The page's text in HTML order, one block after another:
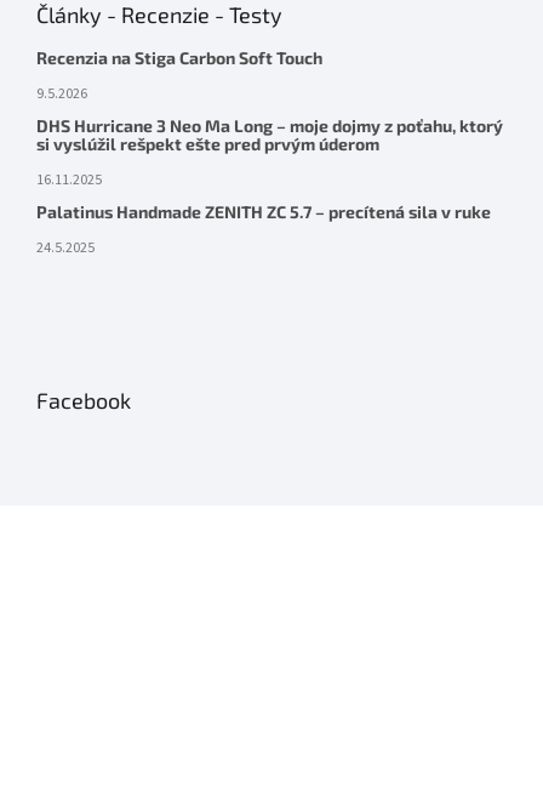
Články - Recenzie - Testy
Recenzia na Stiga Carbon Soft Touch
9.5.2026
DHS Hurricane 3 Neo Ma Long – moje dojmy z poťahu, ktorý
si vyslúžil rešpekt ešte pred prvým úderom
16.11.2025
Palatinus Handmade ZENITH ZC 5.7 – precítená sila v ruke
24.5.2025
Facebook